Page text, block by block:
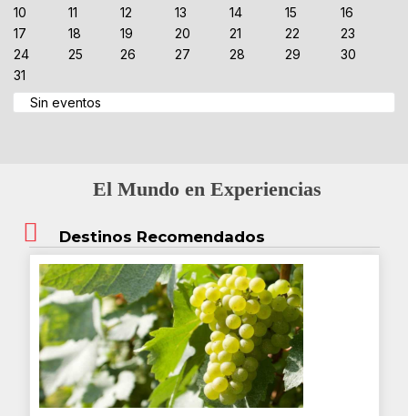
10
11 12 13 14 15
16
17
18 19 20 21 22
23
24
25 26 27 28 29
30
31
Sin eventos
El Mundo en Experiencias
Destinos Recomendados